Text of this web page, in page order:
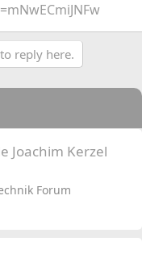
reply here.
Joachim Kerzel
Forum